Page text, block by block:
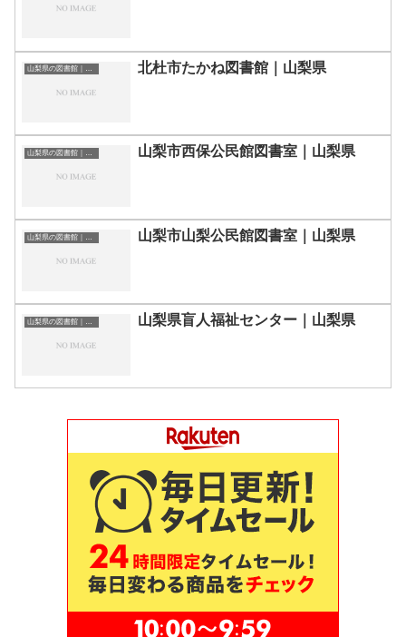
山梨県の図書館｜勉強できる場所 北杜市たかね図書館｜山梨県
山梨県の図書館｜勉強できる場所 山梨市西保公民館図書室｜山梨県
山梨県の図書館｜勉強できる場所 山梨市山梨公民館図書室｜山梨県
山梨県の図書館｜勉強できる場所 山梨県盲人福祉センター｜山梨県